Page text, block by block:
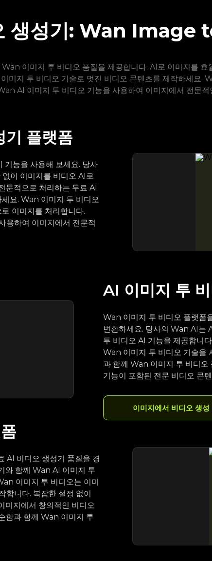
생성기: Wan Image
이미지 투 비디오 품질을 제공합니다. AI로 이미지를
미지 투 비디오 기술로 멋진 비디오 콘텐츠를 제작하세요.
AI 이미지 투 비디오 기능을 사용하여 이미지에서 전문
플랫폼
능을 사용해 보세요. 당사
이 이미지를 비디오 AI로
문적으로 처리하는 무료 AI
요. Wan 이미지 투 비디오
이미지를 처리합니다.
용하여 이미지에서 전문적
AI 이미지 투
Wan 이미지 투 비디오 플랫폼
변환하세요. 당사의 Wan AI는
투 비디오 AI 기능을 제공합니
Wan 이미지 투 비디오 기술을
과 함께 Wan 이미지 투 비디
기능이 포함된 전문 비디오 콘
이미지에서 비디오 생성
AI 비디오 생성기 품질을 경
와 함께 Wan AI 이미지 투
이미지 투 비디오는 이미
합니다. 복잡한 설정 없이
미지에서 창의적인 비디오
함과 함께 Wan 이미지 투